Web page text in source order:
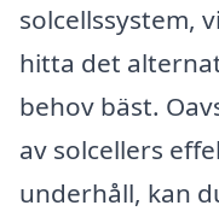
solcellssystem,
hitta det
behov bäst.
av solcellers
underhåll, kan